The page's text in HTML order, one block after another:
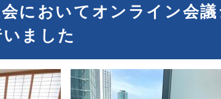
においてオンライン会
ました